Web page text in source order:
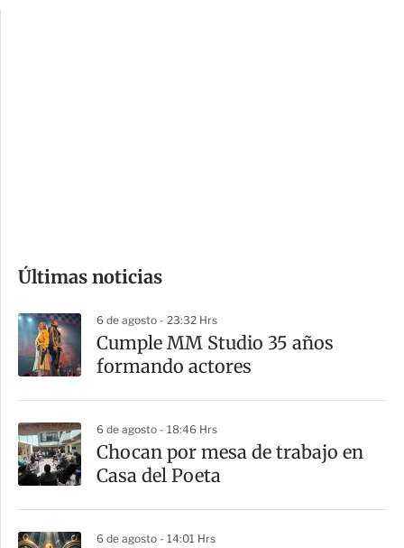
m
a
r
t
r
Últimas noticias
6 de agosto - 23:32 Hrs
Cumple MM Studio 35 años
formando actores
6 de agosto - 18:46 Hrs
Chocan por mesa de trabajo en
Casa del Poeta
6 de agosto - 14:01 Hrs